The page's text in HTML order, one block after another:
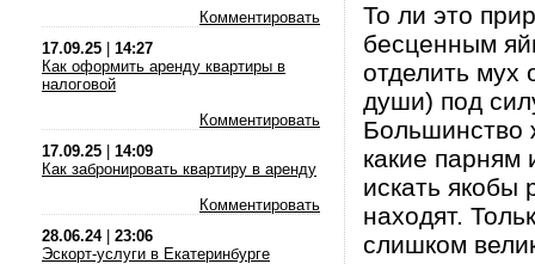
Комментировать
17.09.25
14:27
Как оформить аренду квартиры в
налоговой
Комментировать
17.09.25
14:09
Как забронировать квартиру в аренду
Комментировать
28.06.24| 23:06
Эскорт-услуги в Екатеринбурге
То ли это
бесценным
отделить мух
души) под
Большинство
какие
искать
находят.
слишком